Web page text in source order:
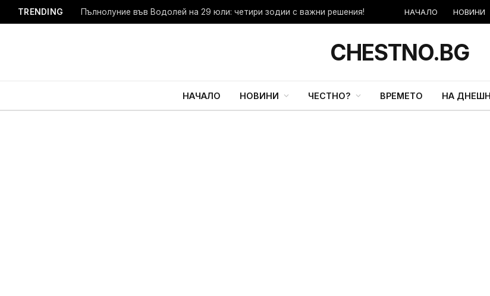
TRENDING Пълнолуние във Водолей на 29 юли: четири зодии с важни решения! НАЧАЛО НОВИНИ
CHESTNO.BG
НАЧАЛО НОВИНИ ЧЕСТНО? ВРЕМЕТО НА